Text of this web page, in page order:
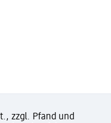
zzgl. Pfand und